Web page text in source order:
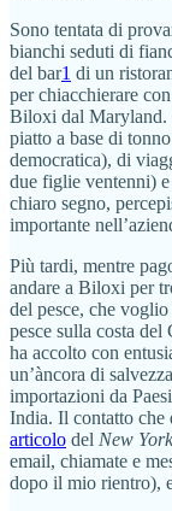
Sono tentata di
bianchi seduti di
del bar1 di un
per chiacchierare
Biloxi dal Maryland.
piatto a base di
democratica), di
due figlie ventenni)
chiaro segno,
importante
Più tardi, mentre
andare a Biloxi per
del pesce, che
pesce sulla costa
ha accolto con
un’àncora di
importazioni da
India. Il contatto che
articolo del New
email, chiamate e
dopo il mio rientro),